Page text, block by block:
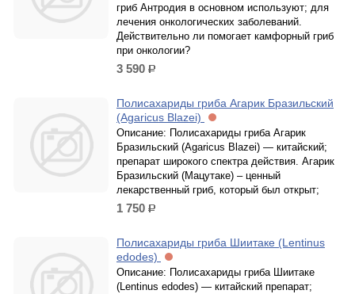
гриб Антродия в основном используют; для
лечения онкологических заболеваний.
Действительно ли помогает камфорный гриб
при онкологии?
3 590 р.
Полисахариды гриба Агарик Бразильский
(Agaricus Blazei)
Описание: Полисахариды гриба Агарик
Бразильский (Agaricus Blazei) — китайский;
препарат широкого спектра действия. Агарик
Бразильский (Мацутаке) – ценный
лекарственный гриб, который был открыт;
1 750 р.
Полисахариды гриба Шиитаке (Lentinus
edodes)
Описание: Полисахариды гриба Шиитаке
(Lentinus edodes) — китайский препарат;